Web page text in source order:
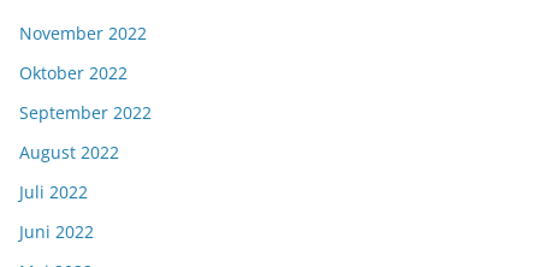
November 2022
Oktober 2022
September 2022
August 2022
Juli 2022
Juni 2022